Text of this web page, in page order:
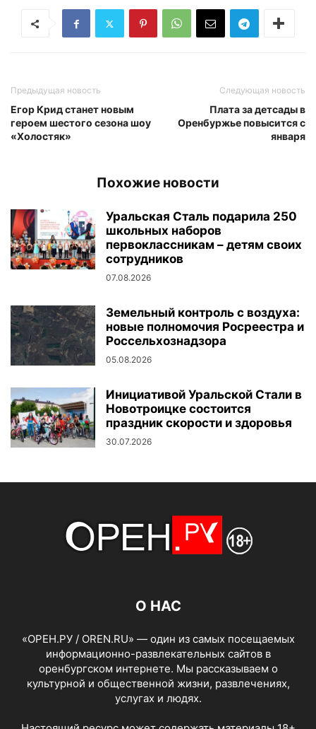
Предыдущая новость
Егор Крид станет новым
героем шестого сезона шоу
«Холостяк»
Следующая новость
Плата за детсады в
Оренбуржье повысится с
января
Похожие новости
Уральская Сталь подарила 250
школьных наборов
первоклассникам – детям своих
сотрудников
07.08.2026
Земельный контроль с воздуха:
новые полномочия Росреестра и
Россельхознадзора
05.08.2026
Инициативой Уральской Стали в
Новотроицке состоится
праздник скорости и здоровья
30.07.2026
О НАС
«ОРЕН.РУ / OREN.RU» — один из самых посещаемых
информационно-развлекательных сайтов в
оренбургском интернете. Мы рассказываем о
культурной и общественной жизни, развлечениях,
услугах и людях.